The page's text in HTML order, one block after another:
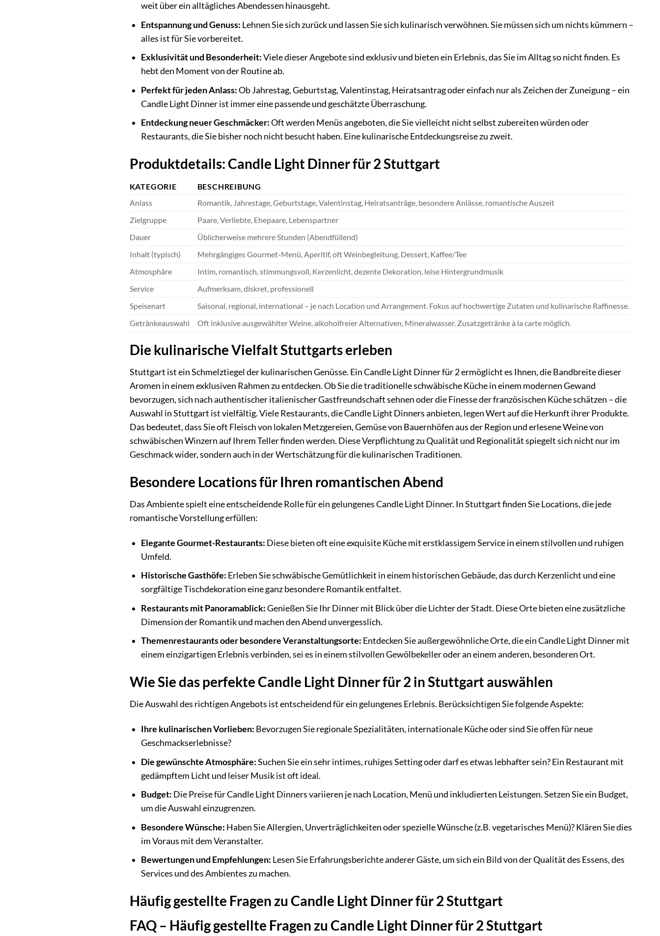
weit über ein alltägliches Abendessen hinausgeht.
Entspannung und Genuss: Lehnen Sie sich zurück und lassen Sie sich kulinarisch verwöhnen. Sie müssen sich um nichts kümmern –
alles ist für Sie vorbereitet.
Exklusivität und Besonderheit:Viele dieser Angebote sind exklusiv und bieten ein Erlebnis, das Sie im Alltag so nicht finden. Es
hebt den Moment von der Routine ab.
Perfekt für jeden Anlass:Ob Jahrestag, Geburtstag, Valentinstag, Heiratsantrag oder einfach nur als Zeichen der Zuneigung – ein
Candle Light Dinner ist immer eine passende und geschätzte Überraschung.
Entdeckung neuer Geschmäcker:Oft werden Menüs angeboten, die Sie vielleicht nicht selbst zubereiten würden oder
Restaurants, die Sie bisher noch nicht besucht haben. Eine kulinarische Entdeckungsreise zu zweit.
Produktdetails: Candle Light Dinner für 2 Stuttgart
KATEGORIE
BESCHREIBUNG
Anlass
Romantik, Jahrestage, Geburtstage, Valentinstag, Heiratsanträge, besondere Anlässe, romantische Auszeit
Zielgruppe
Paare, Verliebte, Ehepaare, Lebenspartner
Dauer
Üblicherweise mehrere Stunden (Abendfüllend)
Inhalt (typisch)
Mehrgängiges Gourmet-Menü, Aperitif, oft Weinbegleitung, Dessert, Kaffee/Tee
Atmosphäre
Intim, romantisch, stimmungsvoll, Kerzenlicht, dezente Dekoration, leise Hintergrundmusik
Service
Aufmerksam, diskret, professionell
Speisenart
Saisonal, regional, international – je nach Location und Arrangement. Fokus auf hochwertige Zutaten und kulinarische Raffinesse.
Getränkeauswahl
Oft inklusive ausgewählter Weine, alkoholfreier Alternativen, Mineralwasser. Zusatzgetränke à la carte möglich.
Die kulinarische Vielfalt Stuttgarts erleben
Stuttgart ist ein Schmelztiegel der kulinarischen Genüsse. Ein Candle Light Dinner für 2 ermöglicht es Ihnen, die Bandbreite dieser
Aromen in einem exklusiven Rahmen zu entdecken. Ob Sie die traditionelle schwäbische Küche in einem modernen Gewand
bevorzugen, sich nach authentischer italienischer Gastfreundschaft sehnen oder die Finesse der französischen Küche schätzen – die
Auswahl in Stuttgart ist vielfältig. Viele Restaurants, die Candle Light Dinners anbieten, legen Wert auf die Herkunft ihrer Produkte.
Das bedeutet, dass Sie oft Fleisch von lokalen Metzgereien, Gemüse von Bauernhöfen aus der Region und erlesene Weine von
schwäbischen Winzern auf Ihrem Teller finden werden. Diese Verpflichtung zu Qualität und Regionalität spiegelt sich nicht nur im
Geschmack wider, sondern auch in der Wertschätzung für die kulinarischen Traditionen.
Besondere Locations für Ihren romantischen Abend
Das Ambiente spielt eine entscheidende Rolle für ein gelungenes Candle Light Dinner. In Stuttgart finden Sie Locations, die jede
romantische Vorstellung erfüllen:
Elegante Gourmet-Restaurants: Diese bieten oft eine exquisite Küche mit erstklassigem Service in einem stilvollen und ruhigen
Umfeld.
Historische Gasthöfe: Erleben Sie schwäbische Gemütlichkeit in einem historischen Gebäude, das durch Kerzenlicht und eine
sorgfältige Tischdekoration eine ganz besondere Romantik entfaltet.
Restaurants mit Panoramablick:Genießen Sie Ihr Dinner mit Blick über die Lichter der Stadt. Diese Orte bieten eine zusätzliche
Dimension der Romantik und machen den Abend unvergesslich.
Themenrestaurants oder besondere Veranstaltungsorte: Entdecken Sie außergewöhnliche Orte, die ein Candle Light Dinner mit
einem einzigartigen Erlebnis verbinden, sei es in einem stilvollen Gewölbekeller oder an einem anderen, besonderen Ort.
Wie Sie das perfekte Candle Light Dinner für 2 in Stuttgart auswählen
Die Auswahl des richtigen Angebots ist entscheidend für ein gelungenes Erlebnis. Berücksichtigen Sie folgende Aspekte:
Ihre kulinarischen Vorlieben: Bevorzugen Sie regionale Spezialitäten, internationale Küche oder sind Sie offen für neue
Geschmackserlebnisse?
Die gewünschte Atmosphäre:Suchen Sie ein sehr intimes, ruhiges Setting oder darf es etwas lebhafter sein? Ein Restaurant mit
gedämpftem Licht und leiser Musik ist oft ideal.
Budget: Die Preise für Candle Light Dinners variieren je nach Location, Menü und inkludierten Leistungen. Setzen Sie ein Budget,
um die Auswahl einzugrenzen.
Besondere Wünsche: Haben Sie Allergien, Unverträglichkeiten oder spezielle Wünsche (z.B. vegetarisches Menü)? Klären Sie dies
im Voraus mit dem Veranstalter.
Bewertungen und Empfehlungen: Lesen Sie Erfahrungsberichte anderer Gäste, um sich ein Bild von der Qualität des Essens, des
Services und des Ambientes zu machen.
Häufig gestellte Fragen zu Candle Light Dinner für 2 Stuttgart
FAQ – Häufig gestellte Fragen zu Candle Light Dinner für 2 Stuttgart